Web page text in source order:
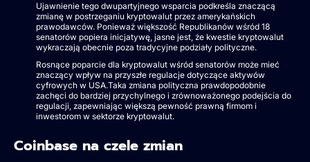
Ujawnienie tego dwupartyjnego wsparcia podkreśla znaczącą
zmianę w postrzeganiu kryptowalut przez amerykańskich
prawodawców. Ponieważ większość Republikanów wśród 18
senatorów popiera inicjatywę, jasne jest, że kwestie kryptowalut
wykraczają obecnie poza tradycyjne podziały polityczne.
Rosnące poparcie dla kryptowalut wśród senatorów może mieć
znaczący wpływ na przyszłe regulacje dotyczące aktywów
cyfrowych w USA.Taka zmiana polityczna prawdopodobnie
zachęci do bardziej przychylnego i zrównoważonego podejścia do
regulacji, zapewniając większą pewność prawną firmom i
inwestorom w sektorze kryptowalut.
Coinbase na czele zmian